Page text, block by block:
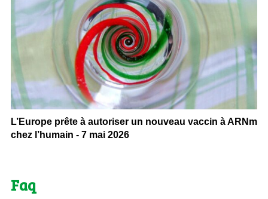
L’Europe prête à autoriser un nouveau vaccin à ARNm
chez l’humain - 7 mai 2026
Faq